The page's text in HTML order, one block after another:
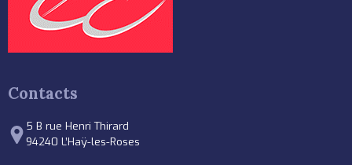
Contacts
5 B rue Henri Thirard
94240 L’Haÿ-les-Roses